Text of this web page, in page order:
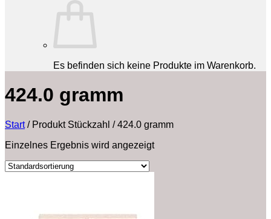
Es befinden sich keine Produkte im Warenkorb.
‎424.0 gramm
Start /Produkt Stückzahl /‎424.0 gramm
Einzelnes Ergebnis wird angezeigt